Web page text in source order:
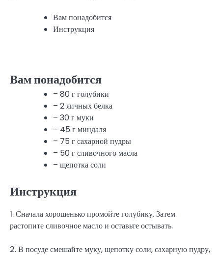
Вам понадобится
Инструкция
Вам понадобится
– 80 г голубики
– 2 яичных белка
– 30 г муки
– 45 г миндаля
– 75 г сахарной пудры
– 50 г сливочного масла
– щепотка соли
Инструкция
1. Сначала хорошенько промойте голубику. Затем
растопите сливочное масло и оставьте остывать.
2. В посуде смешайте муку, щепотку соли, сахарную пудру,